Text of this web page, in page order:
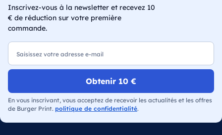
Inscrivez-vous à la newsletter et recevez 10
€ de réduction sur votre première
commande.
E-mail
Obtenir 10 €
En vous inscrivant, vous acceptez de recevoir les actualités et les offres
de Burger Print. politique de confidentialité.